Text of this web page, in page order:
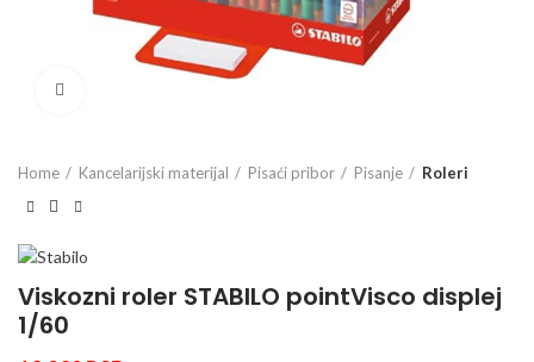
Home Kancelarijski materijal Pisaći pribor Pisanje Roleri
Viskozni roler STABILO pointVisco displej
1/60